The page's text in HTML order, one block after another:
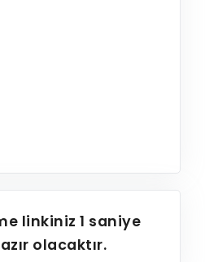
linkiniz1 saniye
olacaktır.